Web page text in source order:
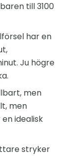
till 3100
har en
Ju högre
men
men
idealisk
stryker